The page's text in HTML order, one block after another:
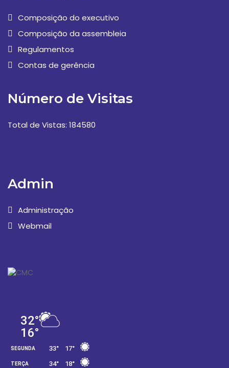
Composição do executivo
Composição da assembleia
Regulamentos
Contas de gerência
Número de Visitas
Total de Vistas: 184580
Admin
Administração
Webmail